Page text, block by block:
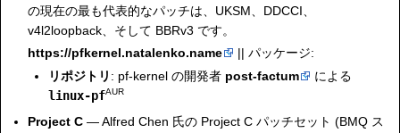
の現在の最も代表的なパッチは、UKSM、DDCCI、
v4l2loopback、そして BBRv3 です。
https://pfkernel.natalenko.name
|| パッケージ:
リポジトリ : pf-kernel の開発者 post-factum
による
linux-pfAUR
Project C — Alfred Chen 氏の Project C パッチセット (BMQ ス